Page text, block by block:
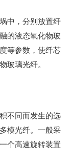
中，分别放置纤
的液态氧化物玻
等参数，使纤芯
玻璃光纤。
不同而发生的选
模光纤。一般采
个高速旋转装置